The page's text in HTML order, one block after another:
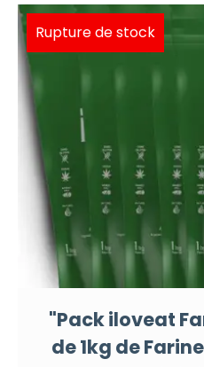
Rupture de stock
"Pack iloveat
de 1kg de